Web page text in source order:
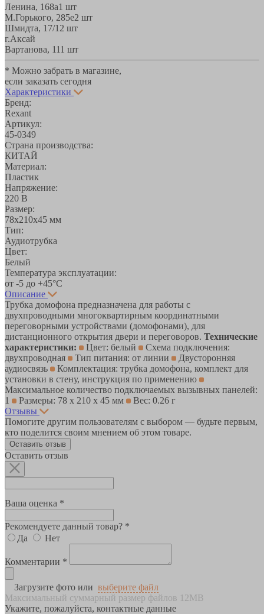
Ленина, 168а1 шт
М.Горького, 285е2 шт
Шмидта, 17/1 2 шт
г.Аксай
Вартанова, 111 шт
* Можно забрать в магазине,
если заказать сегодня
Характеристики
Бренд:
Rexant
Артикул:
45-0349
Страна производства:
КИТАЙ
Материал:
Пластик
Напряжение:
220 В
Размер:
78х210х45 мм
Тип:
Аудиотрубка
Цвет:
Белый
Температура эксплуатации:
от -5 до +45°С
Описание
Трубка домофона предназначена для работы c
двухпроводными многоквартирным координатными
переговорными устройствами (домофонами), для
дистанционного открытия двери и переговоров. Технические
характеристики:
Цвет: белый
Схема подключения:
двухпроводная
Тип питания: от линии
Двусторонняя
аудиосвязь
Комплектация: трубка домофона, комплект для
установки в стену, инструкция по применению
Максимальное количество подключаемых вызывных панелей:
1
Размеры: 78 х 210 х 45 мм
Вес: 0.26 г
Отзывы
Помогите другим пользователям с выбором — будьте первым,
кто поделится своим мнением об этом товаре.
Оставить отзыв
Оставить отзыв
Ваша оценка *
Рекомендуете данный товар? *
Да
Нет
Комментарии *
Загрузите фото или выберите файл
Максимальный суммарный размер файлов 12MB
Укажите, пожалуйста, контактные данные